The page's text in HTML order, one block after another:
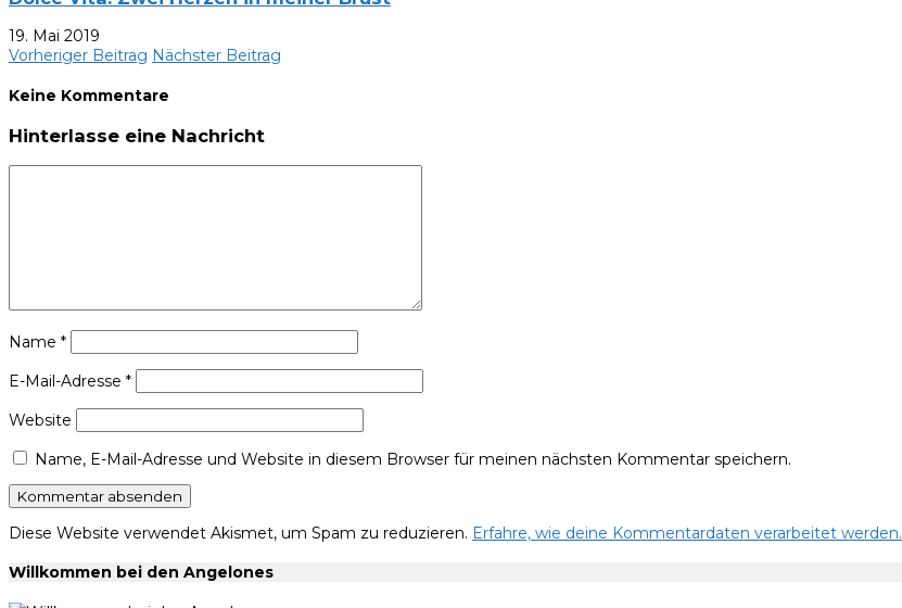
19. Mai 2019
Vorheriger Beitrag Nächster Beitrag
Keine Kommentare
Hinterlasse eine Nachricht
Name *
E-Mail-Adresse *
Website
Name, E-Mail-Adresse und Website in diesem Browser für meinen nächsten Kommentar speichern.
Diese Website verwendet Akismet, um Spam zu reduzieren. Erfahre, wie deine Kommentardaten verarbeitet werden.
Willkommen bei den Angelones